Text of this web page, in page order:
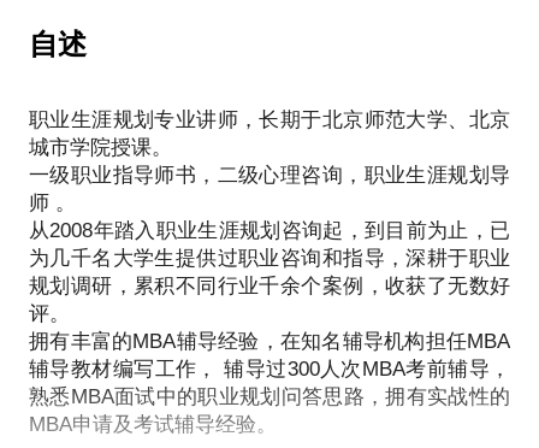
茫然是必然经历的人生状态，在很多阶段我们都会有
茫然无措的感受，作为专业的职业规划师，我会通过
企业类型的知识，综合来自家庭、兴趣、特长、学历
等多方面的考量，摒弃掉无益的思维束缚，为你找到
自身的市场价值与能够发挥自身优势的职场角色，给
出清晰的脉络，咨询时间是短暂的，但相信带给你有
效的思考方式是延展在生活中的。
如果你正在发愁找怎样的工作，纠结要不要换工作，
职业发展之路遇到了瓶颈……静下心来，给自己和我1
个小时。我将通过一些简单易懂的小工具，帮助你在1
个小时内作出切实有用的职业发展“起点、终点、路
如何从考生未来职业发展角度选择学校与专业
专业的就业实际情况和行业发展的形势
家长与考生的意见发生矛盾时，不同的“正确”标准 (志
向、就业、深造、录取、兼顾）
附：部分学科分类列表
1、理科类专业：数学、物理、化学、生物、地理、天
文学、地球物理、大气科学、力学、统计学、环境科
学、心理学、统计学等专业
2、工科类专业：力学、自动化类、计算机类、能源动
力类、建筑学、土木工程、电气工程、车辆工程等工
不交流，不听话， 不知感恩；
焦虑、暴怒，情绪不稳定；
如果您苦恼于这些问题，不知从何做起，
或者忙于工作，不能长时间陪伴孩子，又希望和孩子
保持亲密关系，
甚至是父母之间，与长辈之间的教育意见不能统一。
我会帮您：
1.找到家庭教育的最优方案；
2.切实改善亲子关系；
3.把话说到孩子的心里去，实现高效亲子沟通；
4.树立孩子积极向上的学习动力；
自述
职业生涯规划专业讲师，长期于北京师范大学、北京
城市学院授课。
一级职业指导师书，二级心理咨询，职业生涯规划导
师 。
从2008年踏入职业生涯规划咨询起，到目前为止，已
为几千名大学生提供过职业咨询和指导，深耕于职业
规划调研，累积不同行业千余个案例，收获了无数好
评。
拥有丰富的MBA辅导经验，在知名辅导机构担任MBA
辅导教材编写工作， 辅导过300人次MBA考前辅导，
熟悉MBA面试中的职业规划问答思路，拥有实战性的
MBA申请及考试辅导经验。